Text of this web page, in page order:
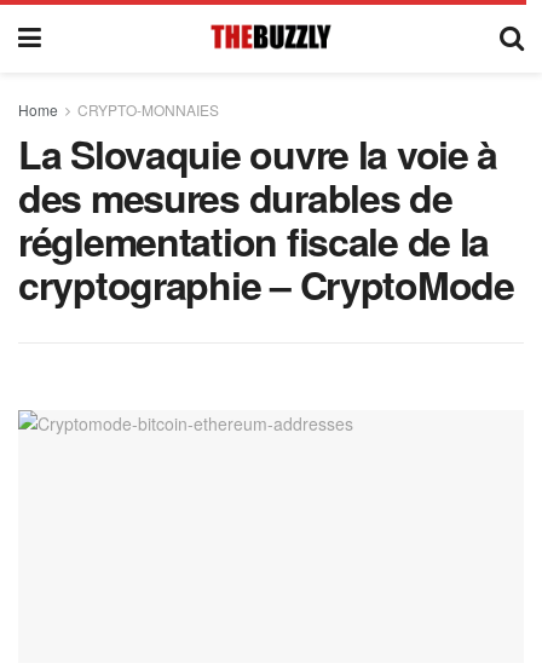
Home CRYPTO-MONNAIES
La Slovaquie ouvre la voie à
des mesures durables de
réglementation fiscale de la
cryptographie – CryptoMode